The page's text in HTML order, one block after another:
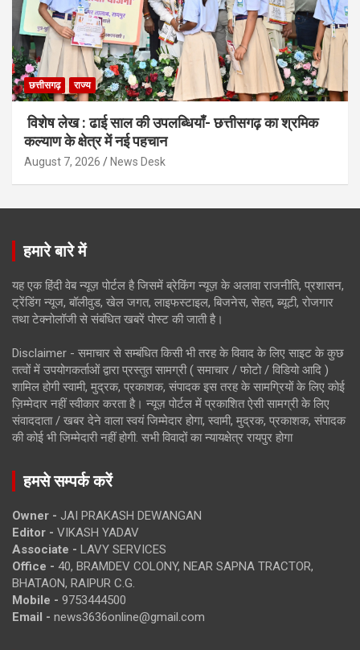
छत्तीसगढ़ राज्य
विशेष लेख : ढाई साल की उपलब्धियाँ- छत्तीसगढ़ का श्रमिक
कल्याण के क्षेत्र में नई पहचान
August 7, 2026 News Desk
हमारे बारे में
यह एक हिंदी वेब न्यूज़ पोर्टल है जिसमें ब्रेकिंग न्यूज़ के अलावा राजनीति, प्रशासन,
ट्रेंडिंग न्यूज, बॉलीवुड, खेल जगत, लाइफस्टाइल, बिजनेस, सेहत, ब्यूटी, रोजगार
तथा टेक्नोलॉजी से संबंधित खबरें पोस्ट की जाती है।
Disclaimer - समाचार से सम्बंधित किसी भी तरह के विवाद के लिए साइट के कुछ
तत्वों में उपयोगकर्ताओं द्वारा प्रस्तुत सामग्री ( समाचार / फोटो / विडियो आदि )
शामिल होगी स्वामी, मुद्रक, प्रकाशक, संपादक इस तरह के सामग्रियों के लिए कोई
ज़िम्मेदार नहीं स्वीकार करता है। न्यूज़ पोर्टल में प्रकाशित ऐसी सामग्री के लिए
संवाददाता / खबर देने वाला स्वयं जिम्मेदार होगा, स्वामी, मुद्रक, प्रकाशक, संपादक
की कोई भी जिम्मेदारी नहीं होगी. सभी विवादों का न्यायक्षेत्र रायपुर होगा
हमसे सम्पर्क करें
Owner - JAI PRAKASH DEWANGAN
Editor - VIKASH YADAV
Associate - LAVY SERVICES
Office - 40, BRAMDEV COLONY, NEAR SAPNA TRACTOR,
BHATAON, RAIPUR C.G.
Mobile - 9753444500
Email - news3636online@gmail.com